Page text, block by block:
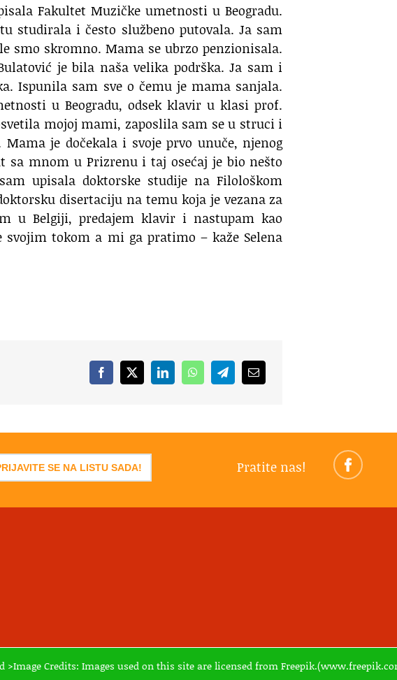
Fakultet Muzičke umetnosti u Beogradu.
studirala i često službeno putovala. Ja sam
smo skromno. Mama se ubrzo penzionisala.
je bila naša velika podrška. Ja sam i
Ispunila sam sve o čemu je mama sanjala.
u Beogradu, odsek klavir u klasi prof.
mojoj mami, zaposlila sam se u struci i
je dočekala i svoje prvo unuče, njenog
sa mnom u Prizrenu i taj osećaj je bio nešto
upisala doktorske studije na Filološkom
disertaciju na temu koja je vezana za
u Belgiji, predajem klavir i nastupam kao
tokom a mi ga pratimo – kaže Selena
Facebook
X LinkedInWhatsAppTelegramEmail
SE NA LISTU SADA! Pratite nas!
>Image Credits: Images used on this site are licensed from